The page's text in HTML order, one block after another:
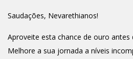
Saudações, Nevarethianos!
Aproveite esta chance de ouro antes
Melhore a sua jornada a níveis